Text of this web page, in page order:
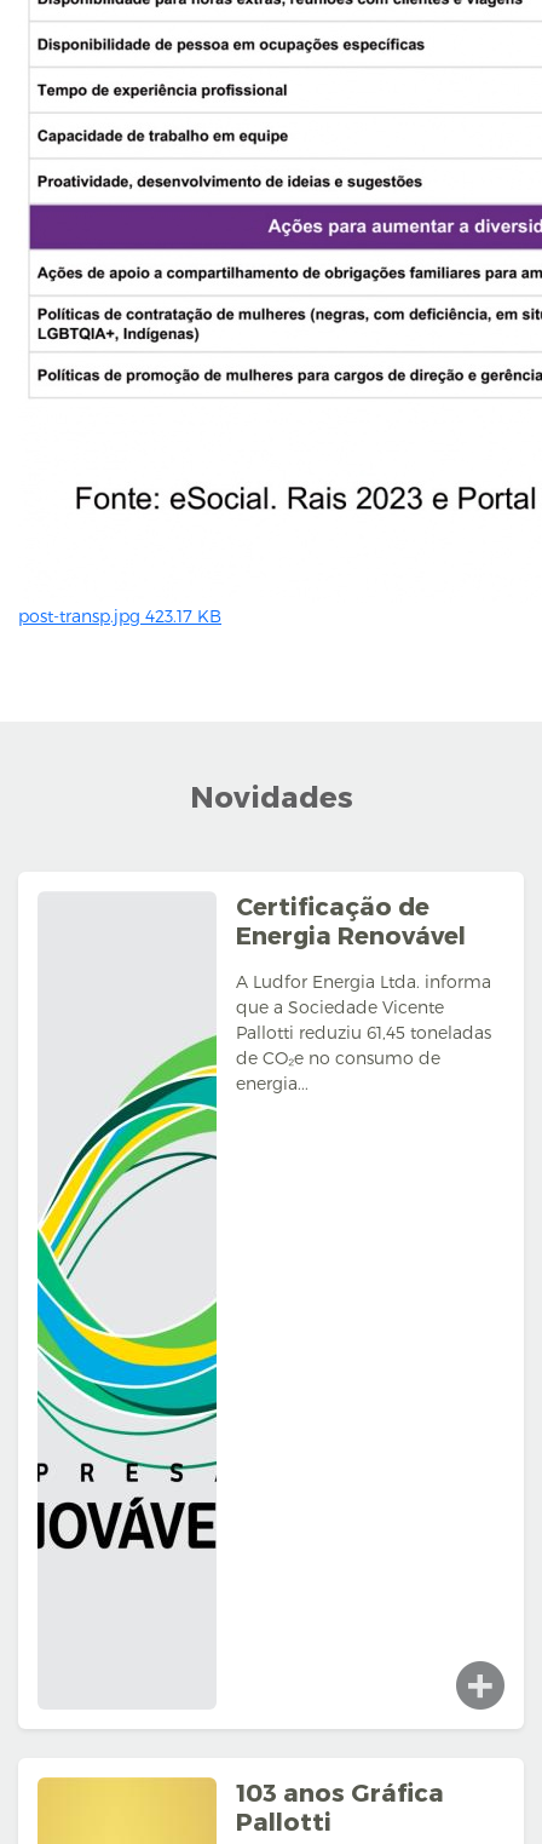
post-transp.jpg 423.17 KB
Novidades
Certificação de
Energia Renovável
A Ludfor Energia Ltda. informa
que a Sociedade Vicente
Pallotti reduziu 61,45 toneladas
de CO₂e no consumo de
energia...
103 anos Gráfica
Pallotti